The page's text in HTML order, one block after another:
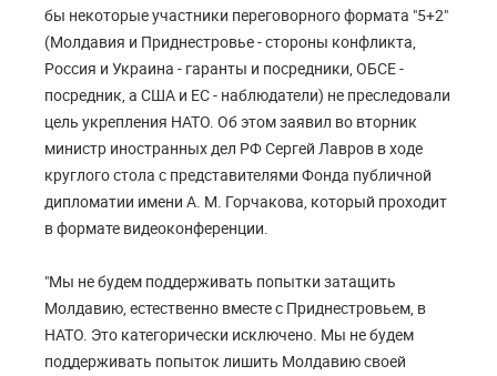
бы некоторые участники переговорного формата "5+2"
(Молдавия и Приднестровье - стороны конфликта,
Россия и Украина - гаранты и посредники, ОБСЕ -
посредник, а США и ЕС - наблюдатели) не преследовали
цель укрепления НАТО. Об этом заявил во вторник
министр иностранных дел РФ Сергей Лавров в ходе
круглого стола с представителями Фонда публичной
дипломатии имени А. М. Горчакова, который проходит
в формате видеоконференции.
"Мы не будем поддерживать попытки затащить
Молдавию, естественно вместе с Приднестровьем, в
НАТО. Это категорически исключено. Мы не будем
поддерживать попыток лишить Молдавию своей